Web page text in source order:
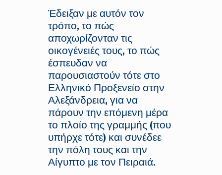
Έδειξαν με αυτόν τον
τρόπο, το πώς
αποχωρίζονταν τις
οικογένειές τους, το πώς
έσπευδαν να
παρουσιαστούν τότε στο
Ελληνικό Προξενείο στην
Αλεξάνδρεια, για να
πάρουν την επόμενη μέρα
το πλοίο της γραμμής (που
υπήρχε τότε) και συνέδεε
την πόλη τους και την
Αίγυπτο με τον Πειραιά.